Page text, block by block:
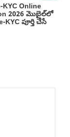
KYC Online
2026 మొబైల్‌లో
KYC పూర్తి చేసే